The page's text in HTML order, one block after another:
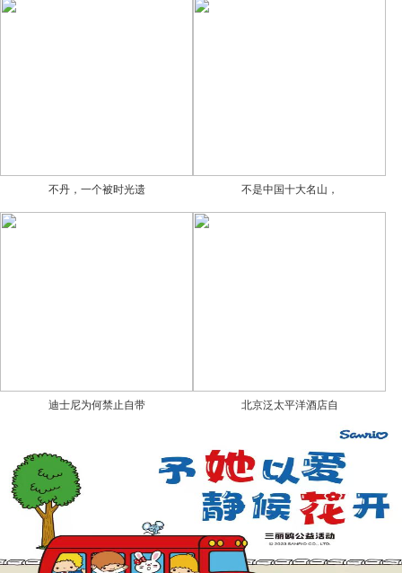
不丹，一个被时光遗 不是中国十大名山，
迪士尼为何禁止自带 北京泛太平洋酒店自